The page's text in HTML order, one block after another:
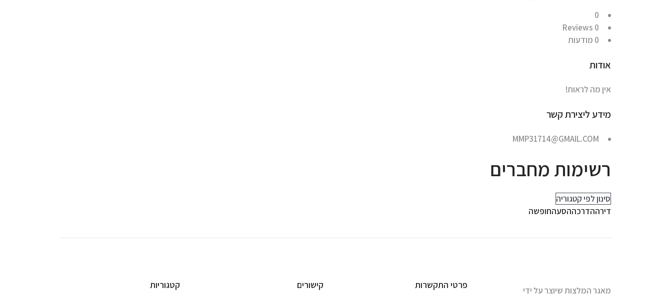
0
0
0 מודעות
אודות
אין מה לראות!
מידע ליצירת קשר
MMP31714@GMAIL.COM
רשימות מחברים
סינון לפי קטגוריה
דירההדרכההסעהחופשה
קטגוריות קישורים פרטי התקשרות
מאגר המלצות שיוצר על ידי